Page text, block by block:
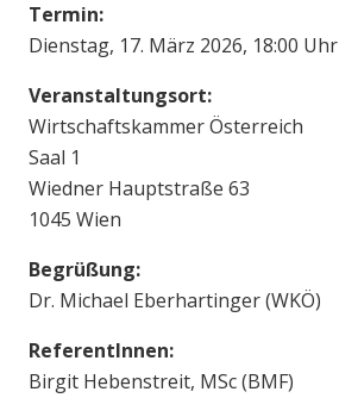
Termin:
Dienstag, 17. März 2026, 18:00 Uhr
Veranstaltungsort:
Wirtschaftskammer Österreich
Saal 1
Wiedner Hauptstraße 63
1045 Wien
Begrüßung:
Dr. Michael Eberhartinger (WKÖ)
ReferentInnen:
Birgit Hebenstreit, MSc (BMF)